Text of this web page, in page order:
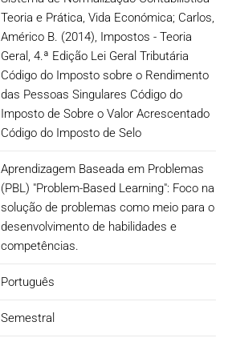
Teoria e Prática, Vida Económica; Carlos,
Américo B. (2014), Impostos - Teoria
Geral, 4.ª Edição Lei Geral Tributária
Código do Imposto sobre o Rendimento
das Pessoas Singulares Código do
Imposto de Sobre o Valor Acrescentado
Código do Imposto de Selo
Aprendizagem Baseada em Problemas
(PBL) "Problem-Based Learning": Foco na
solução de problemas como meio para o
desenvolvimento de habilidades e
competências.
Português
Semestral